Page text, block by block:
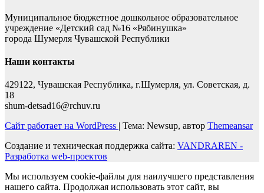
Муниципальное бюджетное дошкольное образовательное
учреждение «Детский сад №16 «Рябинушка»
города Шумерля Чувашской Республики
Наши контакты
429122, Чувашская Республика, г.Шумерля, ул. Советская, д.
18
shum-detsad16@rchuv.ru
Сайт работает на WordPress | Тема: Newsup, автор Themeansar
Создание и техническая поддержка сайта: VANDRAREN -
Разработка web-проектов
Мы используем cookie-файлы для наилучшего представления
нашего сайта. Продолжая использовать этот сайт, вы